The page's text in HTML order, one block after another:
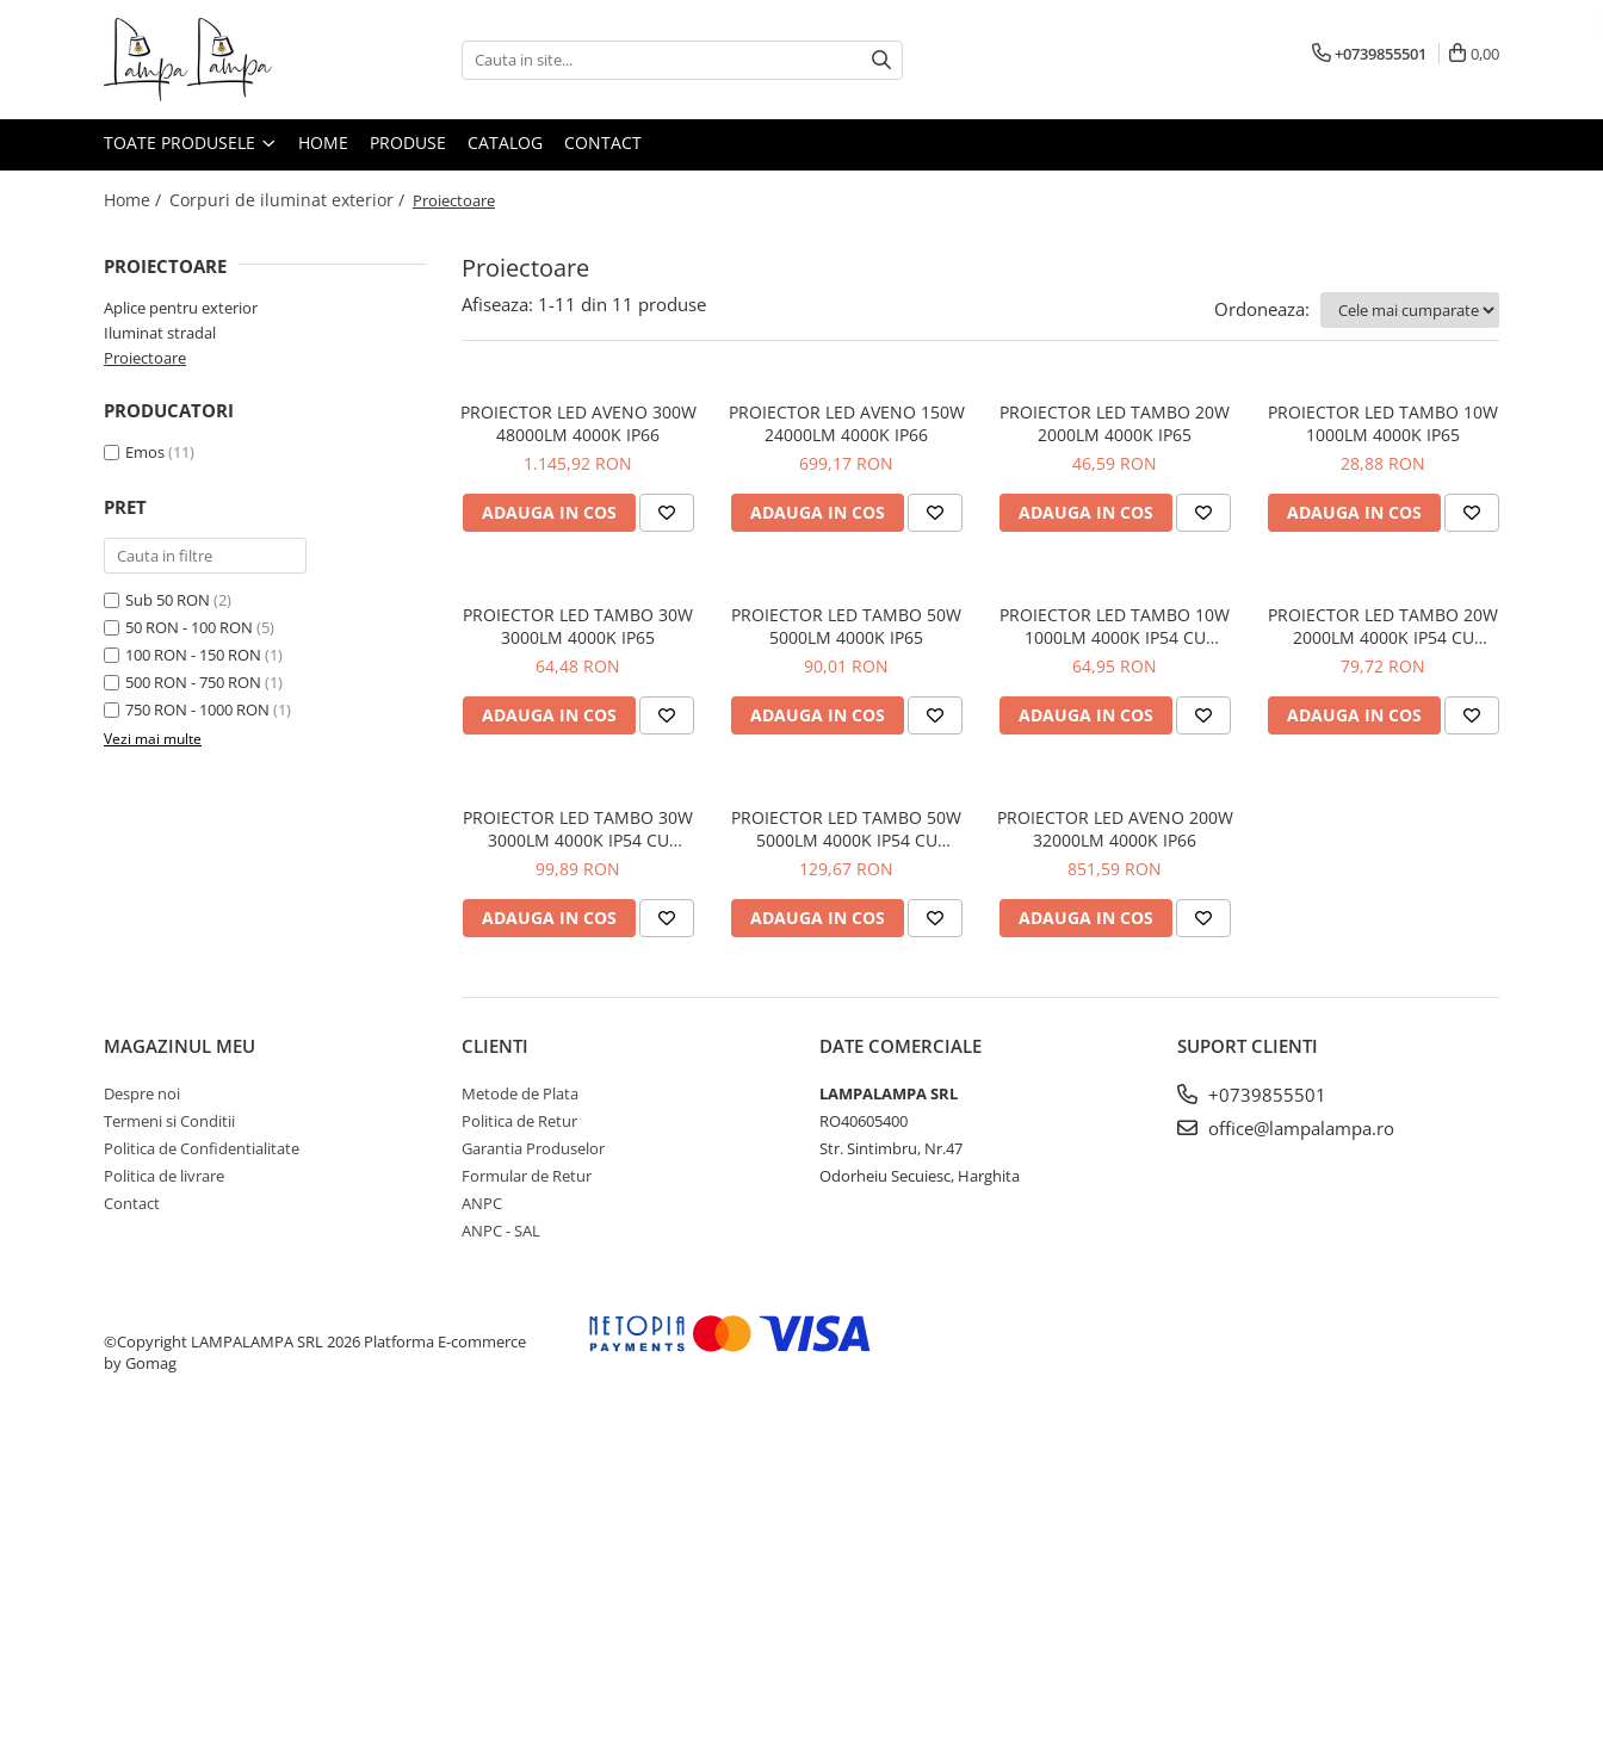
Toate Produsele
Iluminat stradal
Corpuri de iluminat interior
Lampi de birou
Sine magnetice
Candelabre
Corpuri de iluminat pentru baie
Corpuri de iluminat tehnice
Corpuri de iluminat industriale cu
Prelungitoare
Fise, prize, accesorii
Tablouri si distributie electrica
Schneider Sedna
+0739855501 0,00
TOATE PRODUSELE HOME PRODUSE CATALOG CONTACT
Home / Corpuri de iluminat exterior / Proiectoare
Proiectoare
PROIECTOARE
Aplice pentru exterior
Iluminat stradal
Proiectoare
PRODUCATORI
Emos(11)
PRET
Sub 50 RON (2)
50 RON - 100 RON (5)
100 RON - 150 RON (1)
500 RON - 750 RON (1)
750 RON - 1000 RON (1)
Vezi mai multe
Afiseaza: 1-11 din 11 produse Ordoneaza:
PROIECTOR LED AVENO 300W
48000LM 4000K IP66
1.145,92 RON
ADAUGA IN COS
PROIECTOR LED AVENO 150W
24000LM 4000K IP66
699,17 RON
ADAUGA IN COS
PROIECTOR LED TAMBO 20W
2000LM 4000K IP65
46,59 RON
ADAUGA IN COS
PROIECTOR LED TAMBO 10W
1000LM 4000K IP65
28,88 RON
ADAUGA IN COS
PROIECTOR LED TAMBO 30W
3000LM 4000K IP65
64,48 RON
ADAUGA IN COS
PROIECTOR LED TAMBO 50W
5000LM 4000K IP65
90,01 RON
ADAUGA IN COS
PROIECTOR LED TAMBO 10W
1000LM 4000K IP54 CU
SENZOR DE MISCARE
64,95 RON
ADAUGA IN COS
PROIECTOR LED TAMBO 20W
2000LM 4000K IP54 CU
SENZOR DE MISCARE
79,72 RON
ADAUGA IN COS
PROIECTOR LED TAMBO 30W
3000LM 4000K IP54 CU
SENZOR DE MISCARE
99,89 RON
ADAUGA IN COS
PROIECTOR LED TAMBO 50W
5000LM 4000K IP54 CU
SENZOR DE MISCARE
129,67 RON
ADAUGA IN COS
PROIECTOR LED AVENO 200W
32000LM 4000K IP66
851,59 RON
ADAUGA IN COS
MAGAZINUL MEU
Despre noi
Termeni si Conditii
Politica de Confidentialitate
Politica de livrare
Contact
CLIENTI
Metode de Plata
Politica de Retur
Garantia Produselor
Formular de Retur
ANPC
ANPC - SAL
DATE COMERCIALE
LAMPALAMPA SRL
RO40605400
Str. Sintimbru, Nr.47
Odorheiu Secuiesc, Harghita
SUPORT CLIENTI
+0739855501
office@lampalampa.ro
©Copyright LAMPALAMPA SRL 2026 Platforma E-commerce
by Gomag